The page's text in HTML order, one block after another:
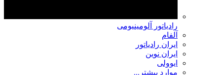
رادیاتور آلومینیومی
آلفام
ایران رادیاتور
ایران نوین
ایوولی
موارد بیشتر...